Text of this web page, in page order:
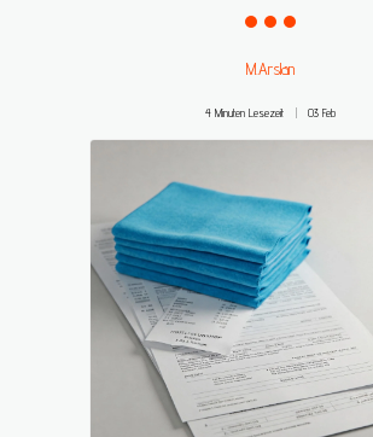
M.Arslan
4 Minuten Lesezeit 03Feb